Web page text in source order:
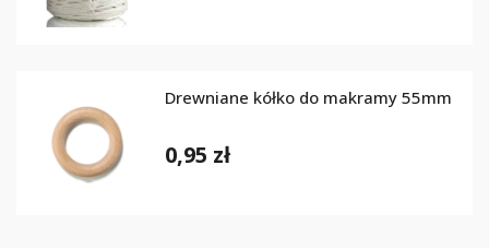
Drewniane kółko do makramy 55mm
0,95 zł